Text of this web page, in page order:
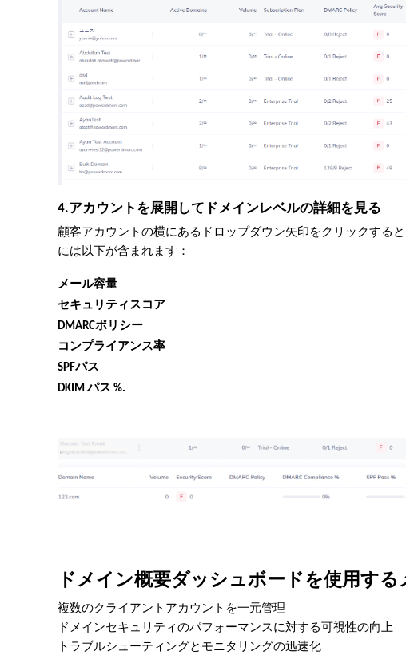
4.アカウントを展開してドメインレベルの詳細を見る
顧客アカウントの横にあるドロップダウン矢印をクリックする
には以下が含まれます：
メール容量
セキュリティスコア
DMARCポリシー
コンプライアンス率
SPFパス
DKIM パス %.
ドメイン概要ダッシュボードを使用する
複数のクライアントアカウントを一元管理
ドメインセキュリティのパフォーマンスに対する可視性の向上
トラブルシューティングとモニタリングの迅速化